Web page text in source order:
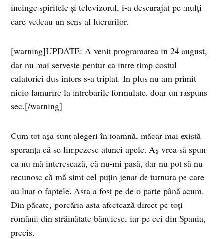
incinge spiritele și televizorul, i-a descurajat pe mulți
care vedeau un sens al lucrurilor.
[warning]UPDATE: A venit programarea in 24 august,
dar nu mai serveste pentur ca intre timp costul
calatoriei dus intors s-a triplat. In plus nu am primit
nicio lamurire la intrebarile formulate, doar un raspuns
sec.[/warning]
Cum tot așa sunt alegeri în toamnă, măcar mai există
speranța că se limpezesc atunci apele. Aș vrea să spun
ca nu mă interesează, că nu-mi pasă, dar nu pot să nu
recunosc că mă simt cel puțin jenat de turnura pe care
au luat-o faptele. Asta a fost pe de o parte până acum.
Din păcate, porcăria asta afectează direct pe toți
românii din străinătate bănuiesc, iar pe cei din Spania,
precis.